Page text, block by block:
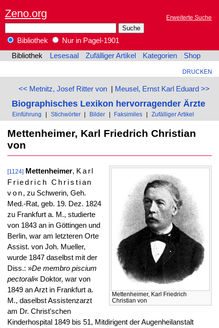
Zeno.org Erweiterte Suche
Bibliothek
Nur in Pagel-1901
Bibliothek
Lesesaal Zufälliger Artikel Kategorien Shop
DRUCKEN
<< Metnitz, Josef Ritter von| Meusel, Ernst Karl Eduard >>
Biographisches Lexikon hervorragender Ärzte
Einführung | Stichwörter | Bilder | Faksimiles | Zufälliger Artikel
Mettenheimer, Karl Friedrich Christian
von
Mettenheimer, Karl Friedrich
Christian von
[1124] Mettenheimer, Karl
Friedrich Christian
von, zu Schwerin, Geh.
Med.-Rat, geb. 19. Dez. 1824
zu Frankfurt a. M., studierte
von 1843 an in Göttingen und
Berlin, war am letzteren Orte
Assist. von Joh. Mueller,
wurde 1847 daselbst mit der
Diss.: »De membro piscium
pectorali« Doktor, war von
1849 an Arzt in Frankfurt a.
M., daselbst Assistenzarzt
am Dr. Christ'schen
Kinderhospital 1849 bis 51, Mitdirigent der Augenheilanstalt